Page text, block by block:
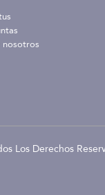
nosotros
Los Derechos